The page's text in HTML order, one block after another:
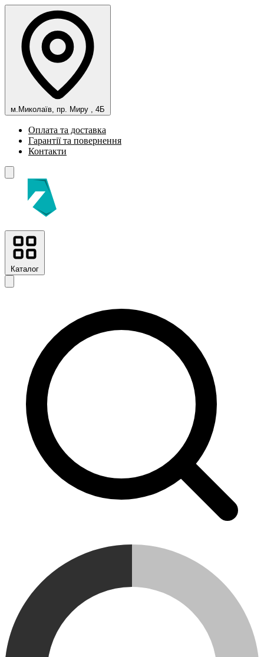
м.Миколаїв, пр. Миру , 4Б
Оплата та доставка
Гарантії та повернення
Контакти
Каталог